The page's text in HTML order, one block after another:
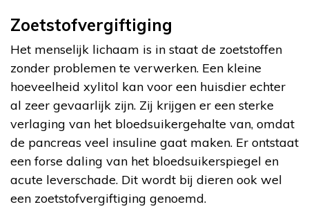
Zoetstofvergiftiging
Het menselijk lichaam is in staat de zoetstoffen
zonder problemen te verwerken. Een kleine
hoeveelheid xylitol kan voor een huisdier echter
al zeer gevaarlijk zijn. Zij krijgen er een sterke
verlaging van het bloedsuikergehalte van, omdat
de pancreas veel insuline gaat maken. Er ontstaat
een forse daling van het bloedsuikerspiegel en
acute leverschade. Dit wordt bij dieren ook wel
een zoetstofvergiftiging genoemd.